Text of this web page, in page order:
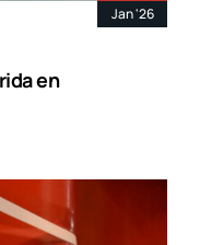
Jan '26
en